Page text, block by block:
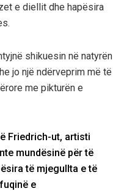
e diellit dhe hapësira
shikuesin në natyrën
jo një ndërveprim më të
me pikturën e
Friedrich-ut, artisti
mundësinë për të
të mjegullta e të
e